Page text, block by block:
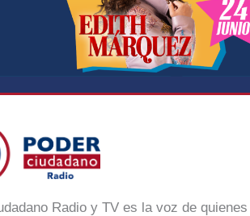
Radio y TV es la voz de